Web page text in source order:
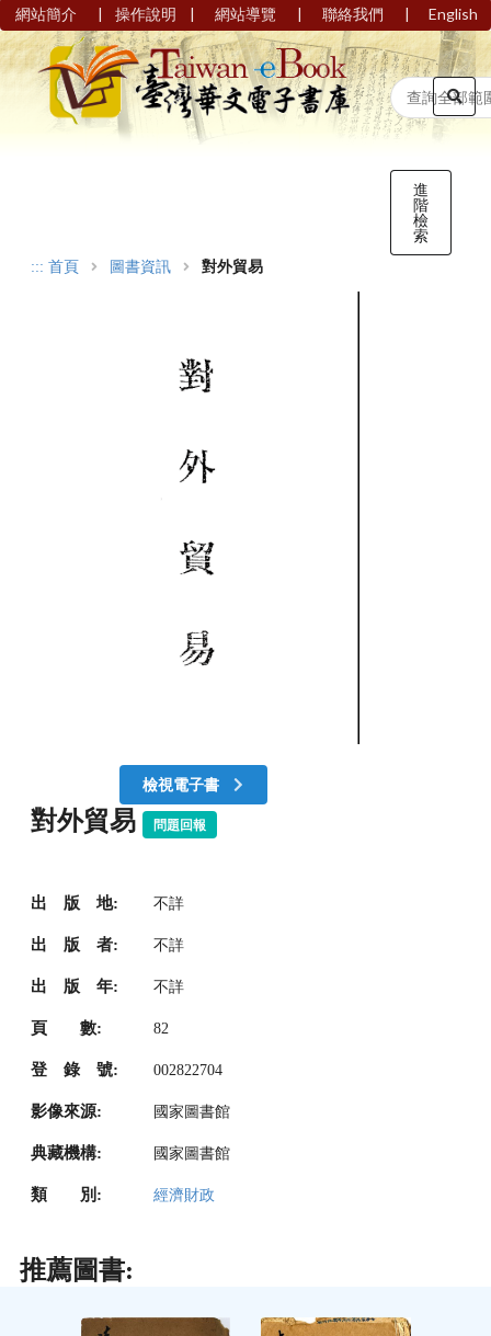
網站簡介 | 操作說明 | 網站導覽 | 聯絡我們 | English
進
階
檢
索
::: 首頁 圖書資訊 對外貿易
檢視電子書
對外貿易 問題回報
出 版 地: 不詳
出 版 者: 不詳
出 版 年: 不詳
頁 數: 82
登 錄 號: 002822704
影像來源: 國家圖書館
典藏機構: 國家圖書館
類 別: 經濟財政
推薦圖書: